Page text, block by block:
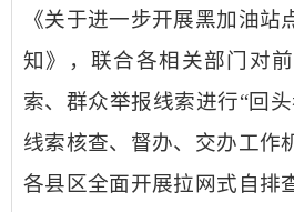
《关于进一步开展黑加油站
知》，联合各相关部门对
索、群众举报线索进行“回
线索核查、督办、交办工作
各县区全面开展拉网式自排